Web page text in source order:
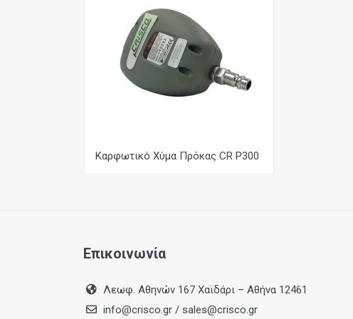
Καρφωτικό Χύμα Πρόκας CR P300
Επικοινωνία
Λεωφ. Αθηνών 167 Χαϊδάρι – Αθήνα 12461
info@crisco.gr / sales@crisco.gr